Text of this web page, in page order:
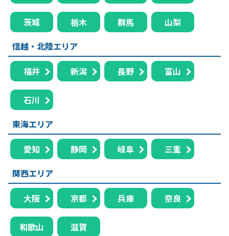
茨城 栃木 群馬
山梨
信越・北陸エリア
福井 新潟 長野 富山
石川
東海エリア
愛知 静岡 岐阜
三重
関西エリア
大阪 京都 兵庫 奈良
和歌山
滋賀